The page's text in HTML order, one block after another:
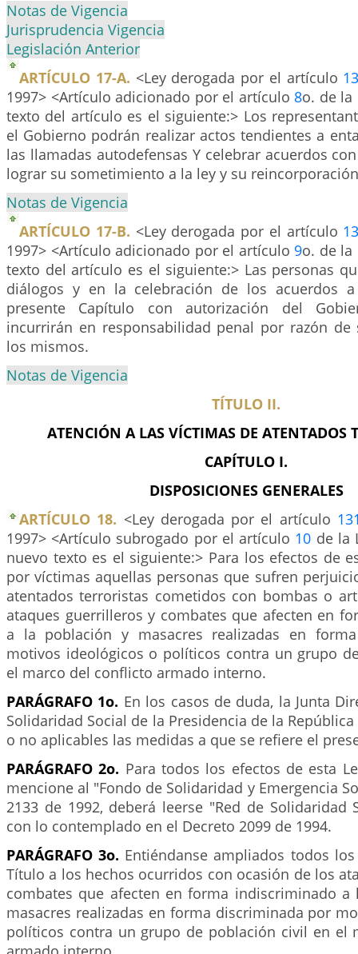
Notas de Vigencia
Jurisprudencia Vigencia
Legislación Anterior
ARTÍCULO 17-A. <Ley derogada por el artículo
1997> <Artículo adicionado por el artículo 8o. de la
texto del artículo es el siguiente:> Los
el Gobierno podrán realizar actos tendientes a
las llamadas autodefensas Y celebrar acuerdos
lograr su sometimiento a la ley y su
Notas de Vigencia
ARTÍCULO 17-B. <Ley derogada por el artículo
1997> <Artículo adicionado por el artículo 9o. de la
texto del artículo es el siguiente:> Las personas
diálogos y en la celebración de los acuerdos
presente Capítulo con autorización del
incurrirán en responsabilidad penal por razón de
los mismos.
Notas de Vigencia
TÍTULO II.
ATENCIÓN A LAS VÍCTIMAS DE ATENTADOS
CAPÍTULO I.
DISPOSICIONES GENERALES
ARTÍCULO 18. <Ley derogada por el artículo
1997> <Artículo subrogado por el artículo 10 de la
nuevo texto es el siguiente:> Para los efectos de
por víctimas aquellas personas que sufren
atentados terroristas cometidos con bombas o
ataques guerrilleros y combates que afecten en
a la población y masacres realizadas en
motivos ideológicos o políticos contra un grupo
el marco del conflicto armado interno.
PARÁGRAFO 1o. En los casos de duda, la Junta
Solidaridad Social de la Presidencia de la
o no aplicables las medidas a que se refiere el
PARÁGRAFO 2o. Para todos los efectos de esta
mencione al "Fondo de Solidaridad y Emergencia
2133 de 1992, deberá leerse "Red de Solidaridad
con lo contemplado en el Decreto 2099 de 1994.
PARÁGRAFO 3o. Entiéndanse ampliados todos
Título a los hechos ocurridos con ocasión de los
combates que afecten en forma indiscriminado
masacres realizadas en forma discriminada por
políticos contra un grupo de población civil en el